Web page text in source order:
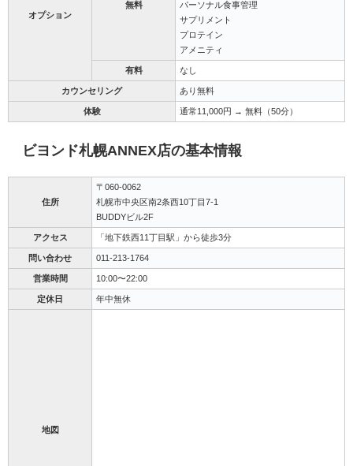
オプション
無料
パーソナル食事管理
サプリメント
プロテイン
アメニティ
有料 なし
カウンセリング あり無料
体験 通常11,000円 → 無料（50分）
ビヨンド札幌ANNEX店の基本情報
住所
〒060-0062
札幌市中央区南2条西10丁目7-1
BUDDYビル2F
アクセス 「地下鉄西11丁目駅」から徒歩3分
問い合わせ 011-213-1764
営業時間 10:00〜22:00
定休日 年中無休
地図